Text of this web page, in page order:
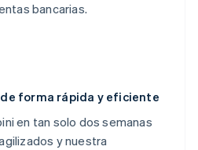
bancarias.
forma rápida y eficiente
en tan solo dos semanas
y nuestra